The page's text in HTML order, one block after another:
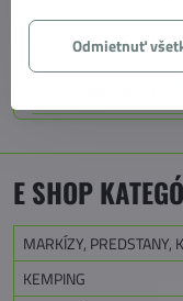
+421 905 531
E SHOP
MARKÍZY, PREDSTANY,
KEMPING
Odmietnuť